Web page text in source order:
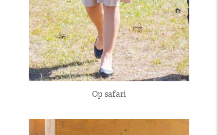
Op safari